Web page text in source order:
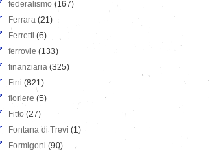
federalismo (167)
Ferrara (21)
Ferretti (6)
ferrovie (133)
finanziaria (325)
Fini (821)
fioriere (5)
Fitto (27)
Fontana di Trevi (1)
Formigoni (90)